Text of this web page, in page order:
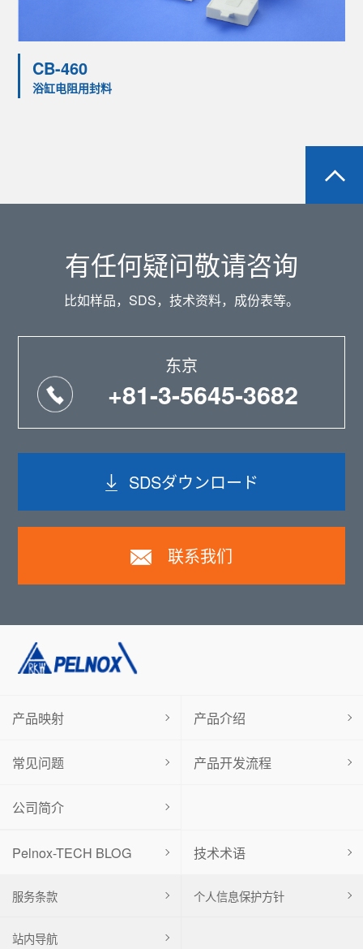
CB-460
浴缸电阻用封料
有任何疑问敬请咨询
比如样品，SDS，技术资料，成份表等。
东京
+81-3-5645-3682
SDSダウンロード
联系我们
Pelnox-TECH BLOG 技术术语
产品映射 产品介绍
常见问题 产品开发流程
公司简介
服务条款 个人信息保护方针
站内导航